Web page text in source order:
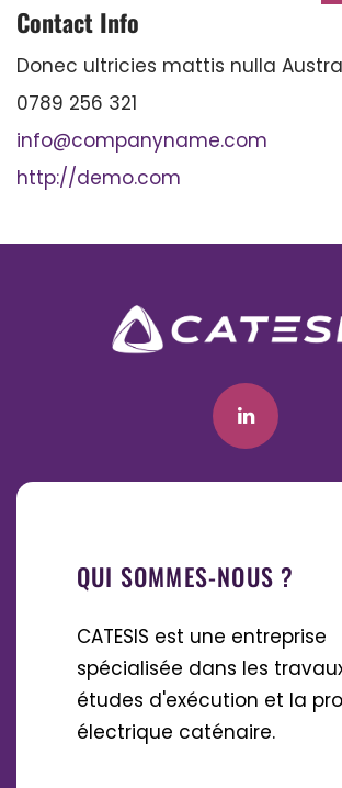
Contact Info
Donec ultricies mattis nulla
0789 256 321
info@companyname.com
http://demo.com
QUI SOMMES-NOUS ?
CATESIS est une entreprise
spécialisée dans les
études d'exécution et la
électrique caténaire.